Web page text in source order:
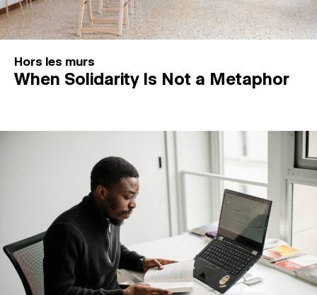
Hors les murs
When Solidarity Is Not a Metaphor